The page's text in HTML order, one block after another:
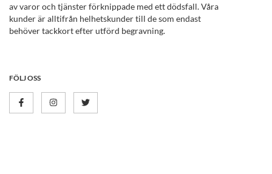
av varor och tjänster förknippade med ett dödsfall. Våra
kunder är alltifrån helhetskunder till de som endast
behöver tackkort efter utförd begravning.
FÖLJ OSS